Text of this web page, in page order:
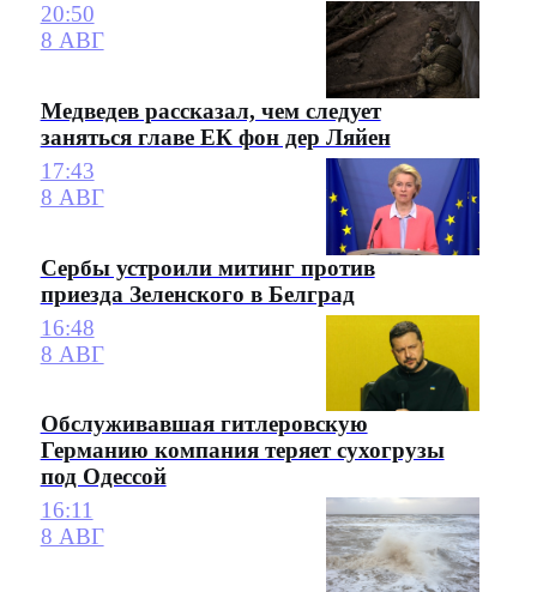
20:50
8 АВГ
Медведев рассказал, чем следует
заняться главе ЕК фон дер Ляйен
17:43
8 АВГ
Сербы устроили митинг против
приезда Зеленского в Белград
16:48
8 АВГ
Обслуживавшая гитлеровскую
Германию компания теряет сухогрузы
под Одессой
16:11
8 АВГ